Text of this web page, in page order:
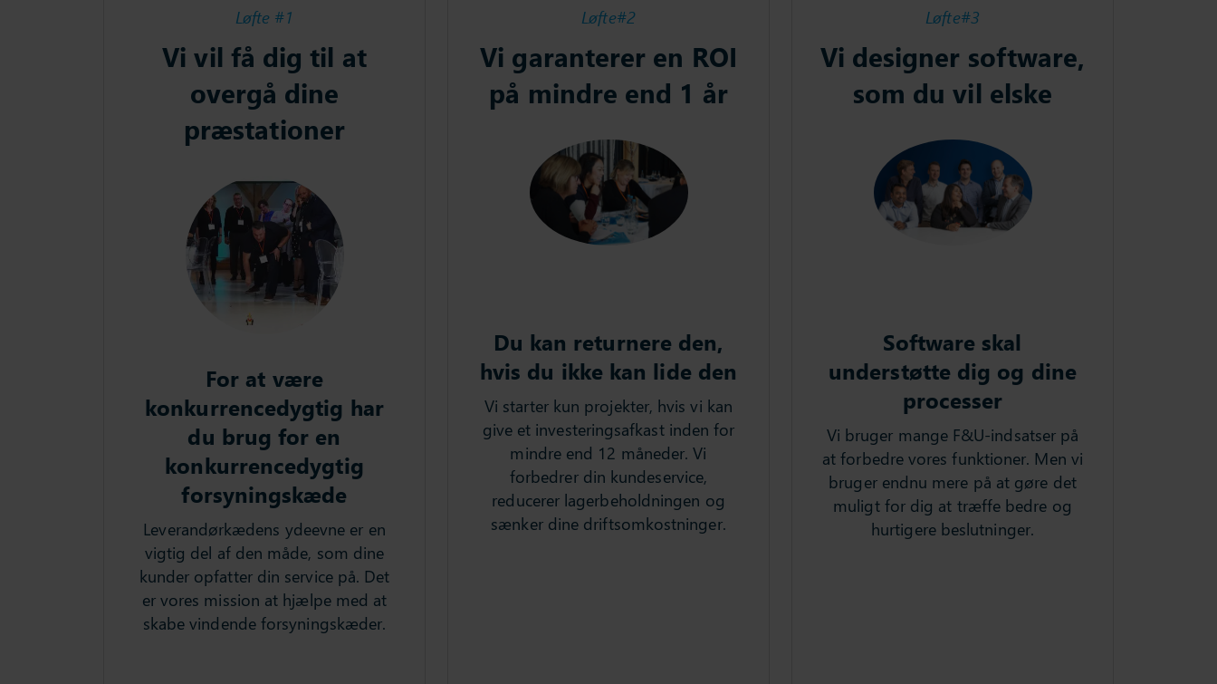
Løfte #1
Vi vil få dig til at
overgå dine
præstationer
For at være
konkurrencedygtig har
du brug for en
konkurrencedygtig
forsyningskæde
Leverandørkædens ydeevne er en
vigtig del af den måde, som dine
kunder opfatter din service på. Det
er vores mission at hjælpe med at
skabe vindende forsyningskæder.
Løfte#2
Vi garanterer en ROI
på mindre end 1 år
Du kan returnere den,
hvis du ikke kan lide den
Vi starter kun projekter, hvis vi kan
give et investeringsafkast inden for
mindre end 12 måneder. Vi
forbedrer din kundeservice,
reducerer lagerbeholdningen og
sænker dine driftsomkostninger.
Løfte#3
Vi designer software,
som du vil elske
Software skal
understøtte dig og dine
processer
Vi bruger mange F&U-indsatser på
at forbedre vores funktioner. Men vi
bruger endnu mere på at gøre det
muligt for dig at træffe bedre og
hurtigere beslutninger.